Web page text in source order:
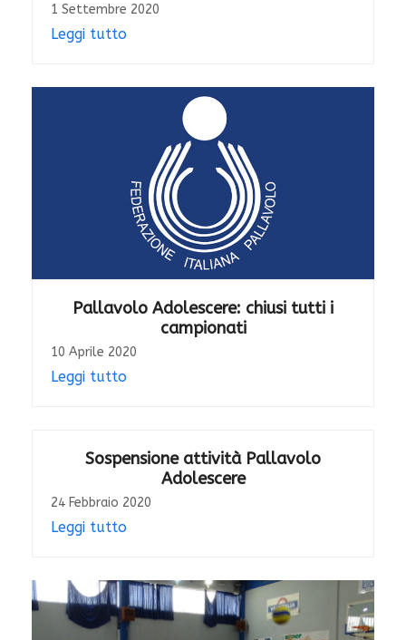
1 Settembre 2020
Leggi tutto
Pallavolo Adolescere: chiusi tutti i
campionati
10 Aprile 2020
Leggi tutto
Sospensione attività Pallavolo
Adolescere
24 Febbraio 2020
Leggi tutto